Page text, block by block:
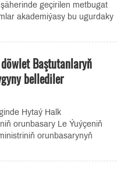
geçirilen metbugat
akademiýasy bu ugurdaky
Baştutanlaryň
bellediler
Hytaý Halk
orunbasary Le Ýuýçeniň
orunbasarynyň